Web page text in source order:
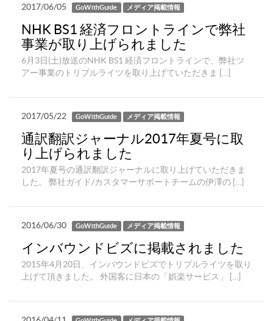
2017/06/05 GoWithGuide メディア掲載情報
NHK BS1 経済フロントラインで弊社
事業が取り上げられました
6月3日(土)放送のNHK BS1 経済フロントラインで、弊社ツ
アー事業のトリプルライツを取り上げていただきま […]
2017/05/22 GoWithGuide メディア掲載情報
通訳翻訳ジャーナル2017年夏号に取
り上げられました
2017年夏号の通訳翻訳ジャーナルに取り上げていただきま
した。 弊社ガイド/カスタマーサポートチームの伊澤の […]
2016/06/30 GoWithGuide メディア掲載情報
インバウンドビズに掲載されました
2015年4月20日、インバウンドビズでトリプルライツを取り
上げて頂きました。 外国客に日本の「娯楽サービス」 […]